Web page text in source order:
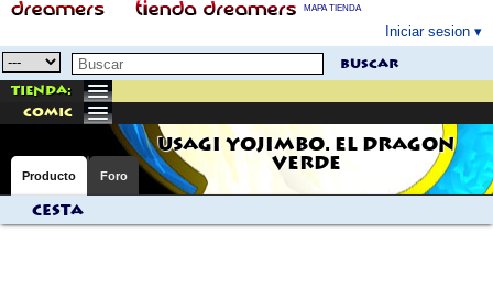
MAPA TIENDA
Iniciar sesion
buscar
Tienda:
comic
USAGI YOJIMBO. EL DRAGON
VERDE
Producto Foro
Cesta